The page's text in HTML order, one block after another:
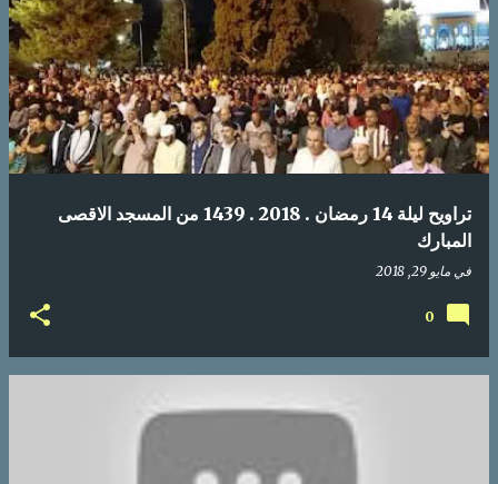
تراويح ليلة 14 رمضان . 2018 . 1439 من المسجد الاقصى
المبارك
في مايو 29, 2018
0